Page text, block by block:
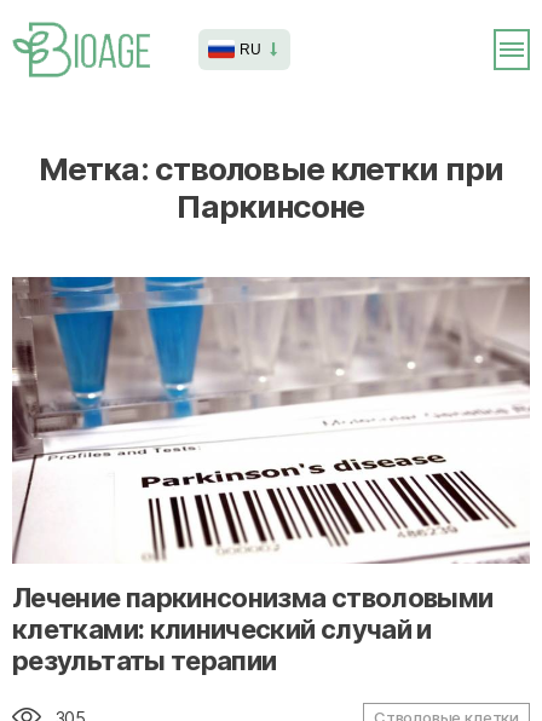
RU
Метка: стволовые клетки при
Паркинсоне
" alt="loading" class="img-responsive"/>
Лечение паркинсонизма стволовыми
клетками: клинический случай и
результаты терапии